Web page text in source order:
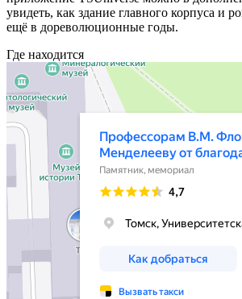
увидеть, как здание главного корпуса и
ещё в дореволюционные годы.
Где находится
Памятник Профессорам В.М. Флоринскому и Д.И.
сибиряков
Жанровая скульптура в Томске